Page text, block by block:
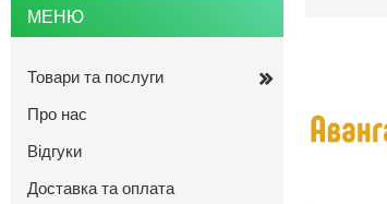
Товари та послуги
Про нас
Відгуки
Доставка та оплата